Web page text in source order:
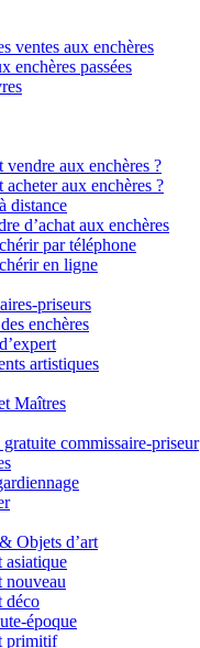
ventes aux enchères
enchères passées
vendre aux enchères ?
acheter aux enchères ?
distance
d’achat aux enchères
par téléphone
en ligne
priseurs
enchères
artistiques
Maîtres
commissaire-priseur
Objets d’art
asiatique
nouveau
déco
époque
primitif